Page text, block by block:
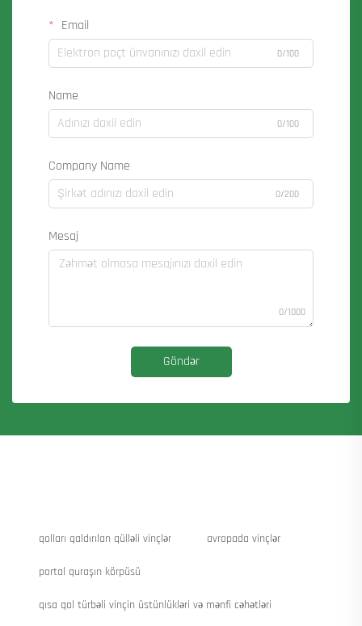
Email
0/100
Name
0/100
Company Name
0/200
Mesaj
0/1000
Göndər
qolları qaldırılan qülləli vinçlər avropada vinçlər
portal quraşın körpüsü
qısa qol türbəli vinçin üstünlükləri və mənfi cəhətləri